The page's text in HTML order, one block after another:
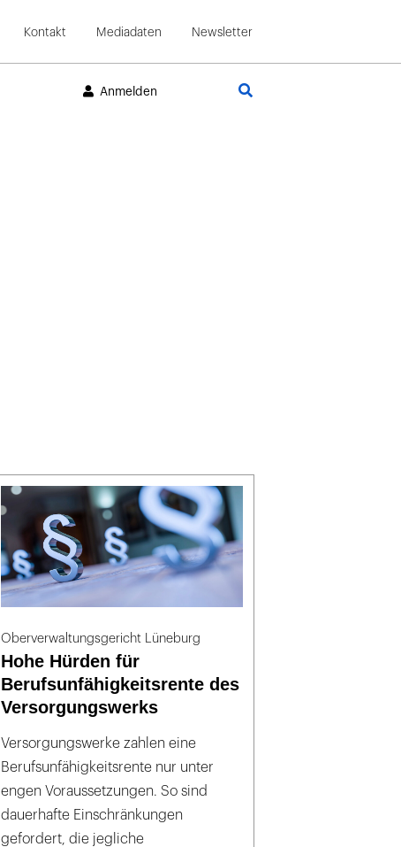
Kontakt Mediadaten Newsletter
Anmelden
Oberverwaltungsgericht Lüneburg
Hohe Hürden für
Berufsunfähigkeitsrente des
Versorgungswerks
Versorgungswerke zahlen eine
Berufsunfähigkeitsrente nur unter
engen Voraussetzungen. So sind
dauerhafte Einschränkungen
gefordert, die jegliche